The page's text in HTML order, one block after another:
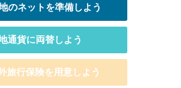
のネットを準備しよう
通貨に両替しよう
旅行保険を用意しよう